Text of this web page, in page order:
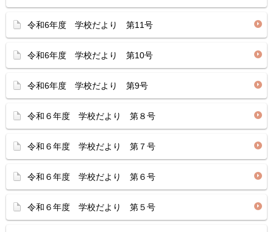
令和6年度 学校だより 第11号
令和6年度 学校だより 第10号
令和6年度 学校だより 第9号
令和６年度 学校だより 第８号
令和６年度 学校だより 第７号
令和６年度 学校だより 第６号
令和６年度 学校だより 第５号